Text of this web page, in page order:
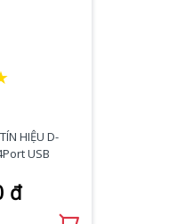
HIỆU D-
USB
đ